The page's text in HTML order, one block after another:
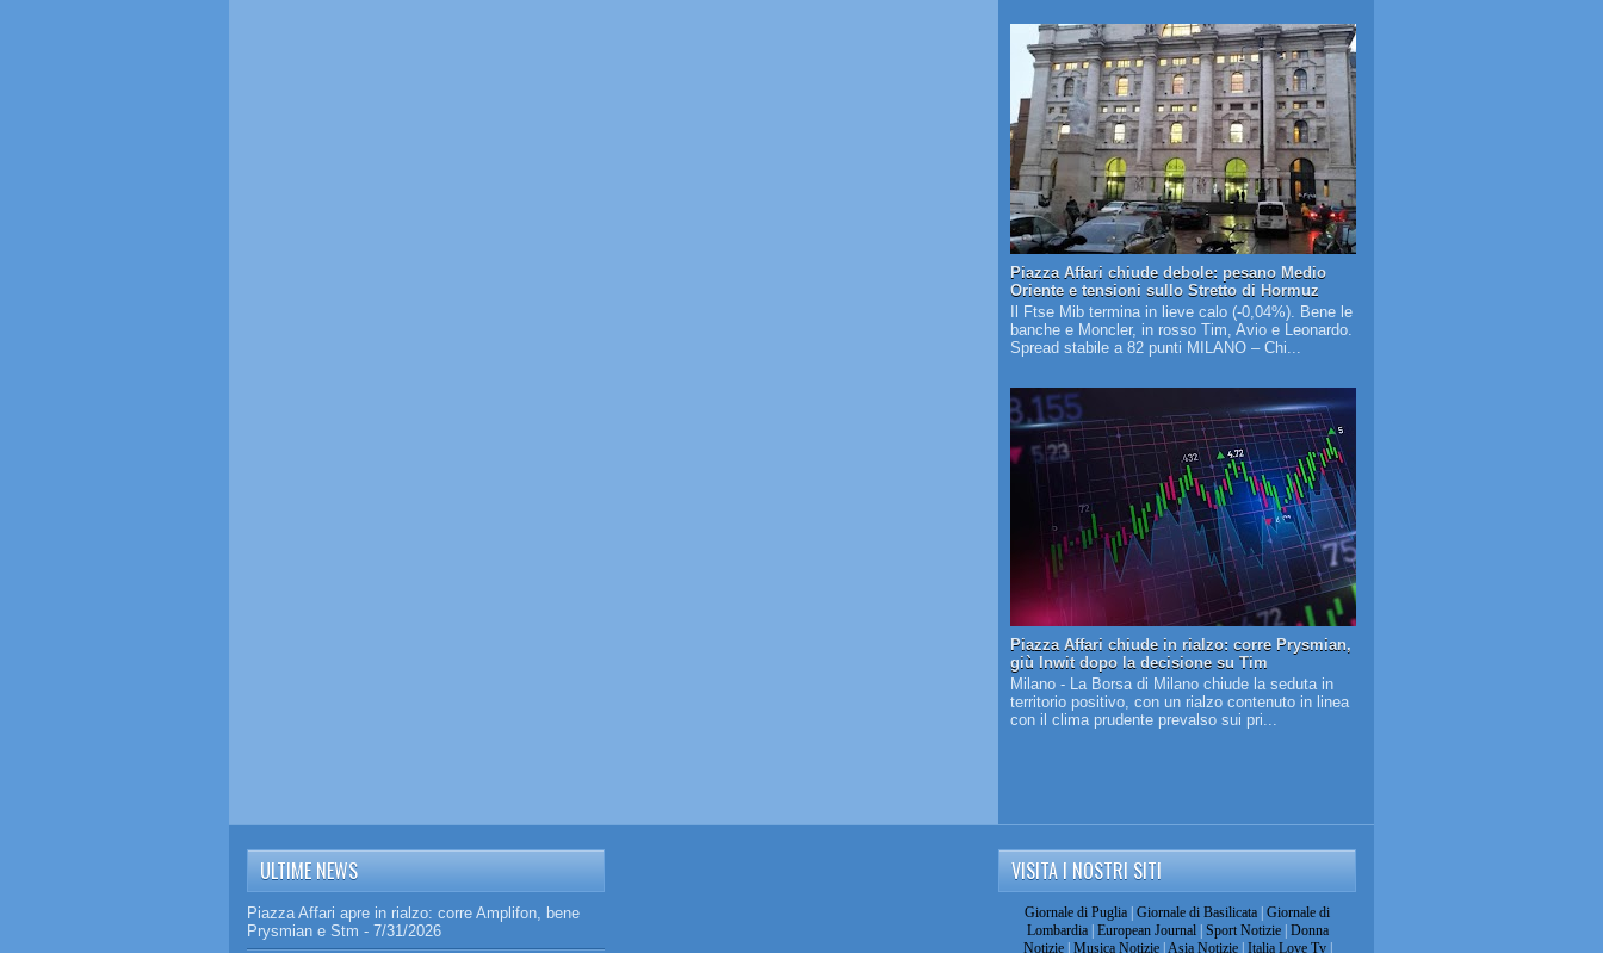
Piazza Affari chiude debole: pesano Medio
Oriente e tensioni sullo Stretto di Hormuz
Il Ftse Mib termina in lieve calo (-0,04%). Bene le
banche e Moncler, in rosso Tim, Avio e Leonardo.
Spread stabile a 82 punti MILANO – Chi...
Piazza Affari chiude in rialzo: corre Prysmian,
giù Inwit dopo la decisione su Tim
Milano - La Borsa di Milano chiude la seduta in
territorio positivo, con un rialzo contenuto in linea
con il clima prudente prevalso sui pri...
ULTIME NEWS
Piazza Affari apre in rialzo: corre Amplifon, bene
Prysmian e Stm - 7/31/2026
VISITA I NOSTRI SITI
Giornale di Puglia | Giornale di Basilicata | Giornale di
Lombardia| European Journal| Sport Notizie| Donna
Notizie| Musica Notizie| Asia Notizie| Italia Love Tv|